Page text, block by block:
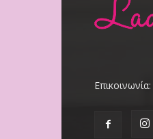
Επικοινωνία: